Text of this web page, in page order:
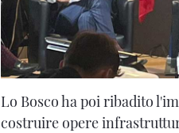
Lo Bosco ha poi ribadito
costruire opere